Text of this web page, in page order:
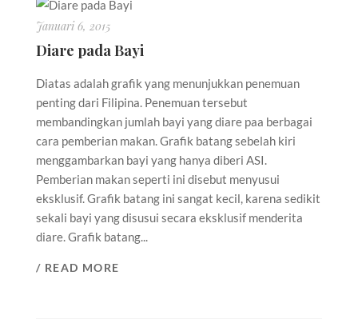
Januari 6, 2015
Diare pada Bayi
Diatas adalah grafik yang menunjukkan penemuan
penting dari Filipina. Penemuan tersebut
membandingkan jumlah bayi yang diare paa berbagai
cara pemberian makan. Grafik batang sebelah kiri
menggambarkan bayi yang hanya diberi ASI.
Pemberian makan seperti ini disebut menyusui
eksklusif. Grafik batang ini sangat kecil, karena sedikit
sekali bayi yang disusui secara eksklusif menderita
diare. Grafik batang...
/ READ MORE